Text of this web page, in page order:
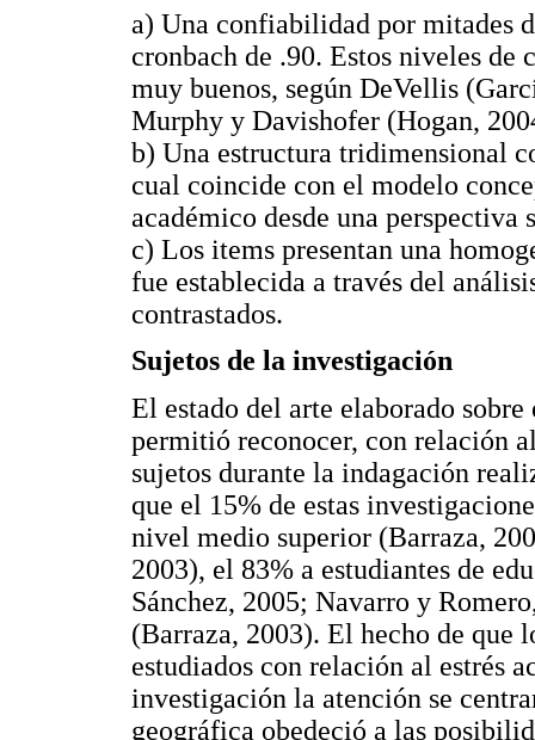
a) Una confiabilidad por mitades
cronbach de .90. Estos niveles
muy buenos, según DeVellis
Murphy y Davishofer (Hogan,
b) Una estructura tridimensional
cual coincide con el modelo
académico desde una
c) Los items presentan una
fue establecida a través del
contrastados.
Sujetos de la investigación
El estado del arte elaborado
permitió reconocer, con relación
sujetos durante la indagación
que el 15% de estas
nivel medio superior (Barraza,
2003), el 83% a estudiantes de
Sánchez, 2005; Navarro y
(Barraza, 2003). El hecho de que
estudiados con relación al estrés
investigación la atención se
geográfica obedeció a las